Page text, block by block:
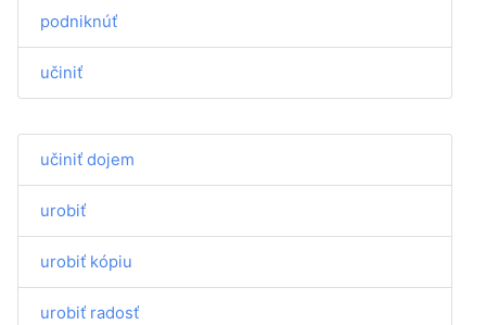
podniknúť
učiniť
učiniť dojem
urobiť
urobiť kópiu
urobiť radosť